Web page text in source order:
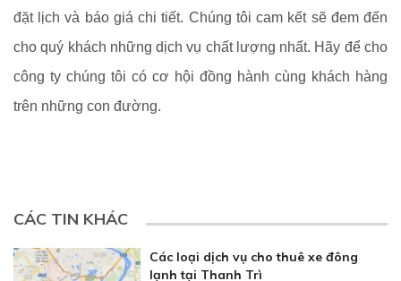
đặt lịch và báo giá chi tiết. Chúng tôi cam kết sẽ đem đến
cho quý khách những dịch vụ chất lượng nhất. Hãy để cho
công ty chúng tôi có cơ hội đồng hành cùng khách hàng
trên những con đường.
CÁC TIN KHÁC
Các loại dịch vụ cho thuê xe đông
lạnh tại Thanh Trì